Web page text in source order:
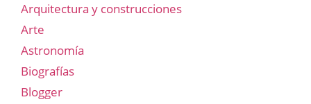
Arquitectura y construcciones
Arte
Astronomía
Biografías
Blogger